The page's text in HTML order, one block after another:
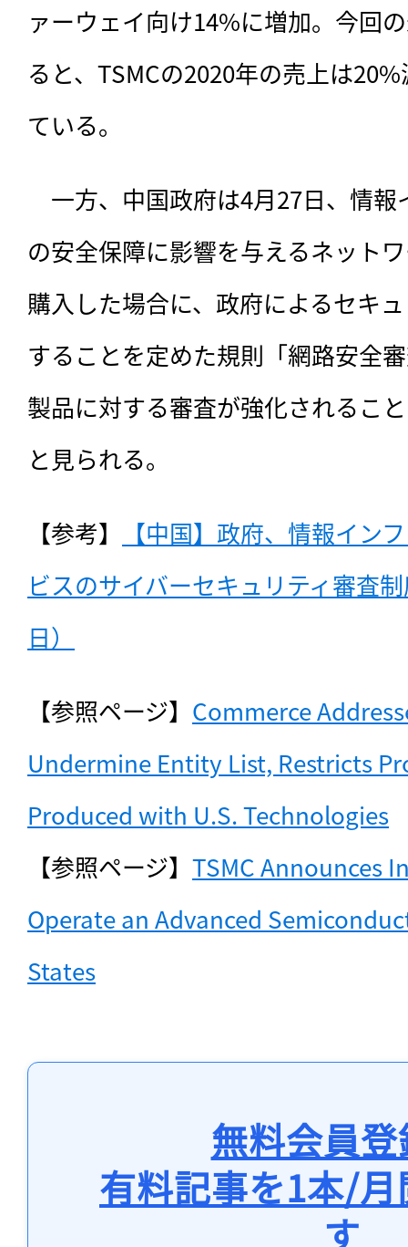
ァーウェイ向け14%に増加。今回
ると、TSMCの2020年の売上は
ている。
一方、中国政府は4月27日、情報
の安全保障に影響を与えるネット
購入した場合に、政府によるセキ
することを定めた規則「網路安全
製品に対する審査が強化されるこ
と見られる。
【参考】
【中国】政府、情報イン
ビスのサイバーセキュリティ審査
日）
【参照ページ】 Commerce
Undermine Entity List, Restricts
Produced with U.S. Technologies
【参照ページ】 TSMC Announces
Operate an Advanced
States
無料会員
有料記事を1本/
す